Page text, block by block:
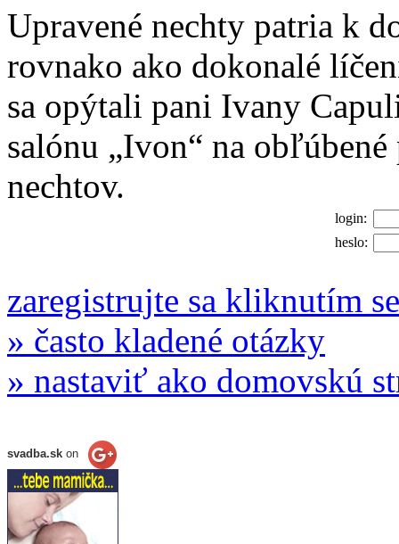
Upravené nechty patria k
rovnako ako dokonalé
sa opýtali pani Ivany
salónu „Ivon“ na
nechtov.
login:
heslo:
zaregistrujte sa kliknutím
» často kladené otázky
» nastaviť ako domovskú
svadba.sk on